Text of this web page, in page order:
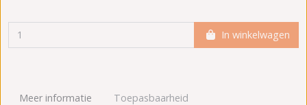
In winkelwagen
Meer informatie Toepasbaarheid